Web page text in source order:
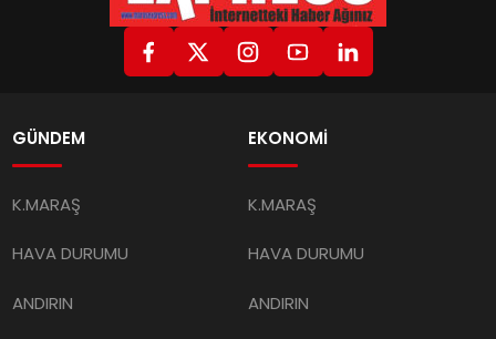
GÜNDEM
K.MARAŞ
HAVA DURUMU
ANDIRIN
EKONOMİ
K.MARAŞ
HAVA DURUMU
ANDIRIN